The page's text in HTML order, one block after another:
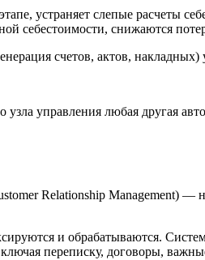
устраняет слепые расчеты
себестоимости, снижаются
счетов, актов, накладных)
управления любая другая
Relationship Management) —
и обрабатываются.
переписку, договоры,